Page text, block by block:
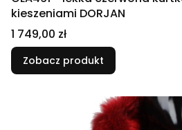
kieszeniami DORJAN
Cena
1 749,00 zł
Zobacz produkt